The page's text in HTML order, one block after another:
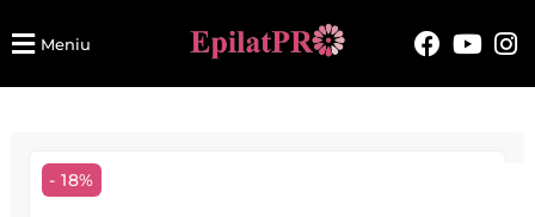
Meniu
- 18%